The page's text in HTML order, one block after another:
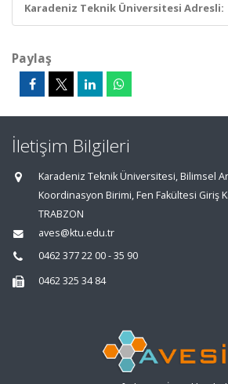
Karadeniz Teknik Üniversitesi Adresli:
Paylaş
İletişim Bilgileri
Karadeniz Teknik Üniversitesi, Bilimsel
Koordinasyon Birimi, Fen Fakültesi Giriş
TRABZON
aves@ktu.edu.tr
0462 377 22 00 - 35 90
0462 325 34 84